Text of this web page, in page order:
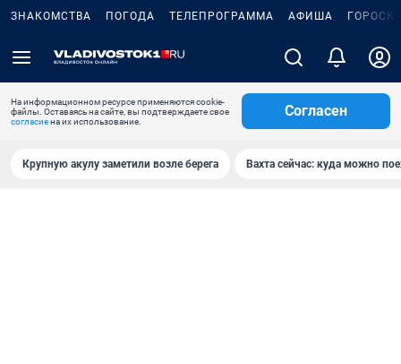
ЗНАКОМСТВА ПОГОДА ТЕЛЕПРОГРАММА АФИША
На информационном ресурсе применяются cookie-
файлы. Оставаясь на сайте, вы подтверждаете свое
согласиена их использование.
Согласен
Крупную акулу заметили возле берега Вахта сейчас: куда можно